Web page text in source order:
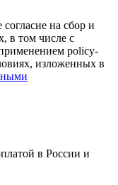
на сбор и
в том числе с
policy-
изложенных в
в России и